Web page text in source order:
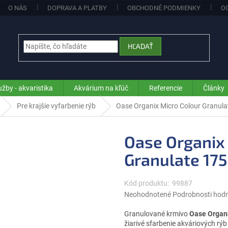
O NÁS DOPRAVA A PLATBY OBCHODNÉ PODMIENKY
HĽADAŤ
- akvaristika Akvárium na kľúč Referencie Články
Pre krajšie vyfarbenie rýb Oase Organix Micro Colour
Oase
Granulate
Kód produktu: 99887
Priemerné
produktu
je
Neohodnotené Podrobnosti
Granulované krmivoOase
žiarivé sfarbenie akváriových